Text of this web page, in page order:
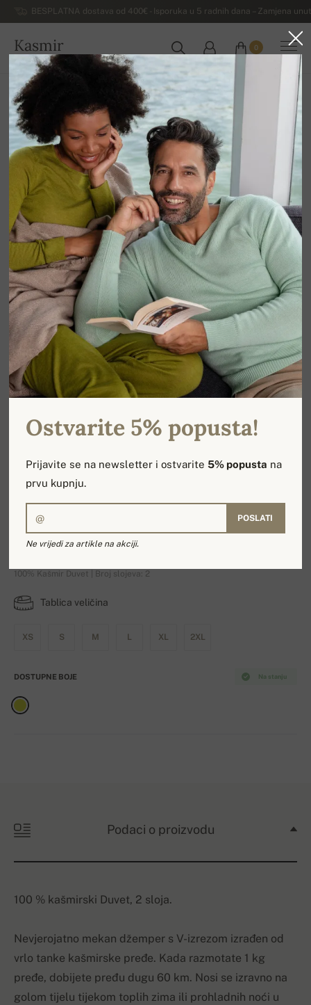
BESPLATNA dostava od 400€ - Isporuka u 5 radnih dana – Zamjena
Kasmir
HRVATSKA
0
Kuća Luksuzni muški džemperi od kašmira Muški kašmir Duvet
Leopaul
100% Kašmir Duvet | Broj slojeva: 2
Tablica veličina
XS S M L XL 2XL
Na stanju
DOSTUPNE BOJE
Podaci o proizvodu
100 % kašmirski Duvet, 2 sloja.
Nevjerojatno mekan džemper s V-izrezom izrađen od
vrlo tanke kašmirske pređe. Kada razmotate 1 kg
pređe, dobijete pređu dugu 60 km. Nosi se izravno na
golom tijelu tijekom toplih zima ili prohladnih noći u
Ostvarite 5% popusta!
Prijavite se na newsletter i ostvarite5% popusta na
prvu kupnju.
POSLATI
Ne vrijedi za artikle na akciji.